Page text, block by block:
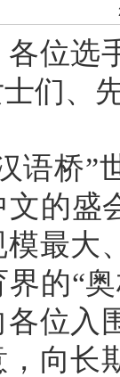
位选
们、
桥”
的盛
最大
的“
位入
向长